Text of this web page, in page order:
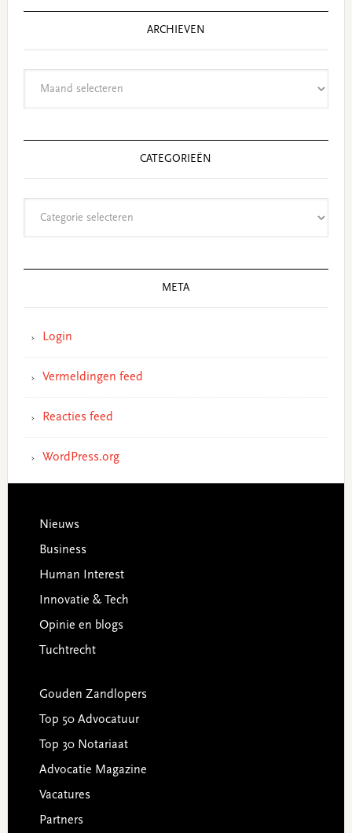
ARCHIEVEN
CATEGORIEËN
META
Login
Vermeldingen feed
Reacties feed
WordPress.org
Footer
Nieuws
Business
Human Interest
Innovatie & Tech
Opinie en blogs
Tuchtrecht
Gouden Zandlopers
Top 50 Advocatuur
Top 30 Notariaat
Advocatie Magazine
Vacatures
Partners